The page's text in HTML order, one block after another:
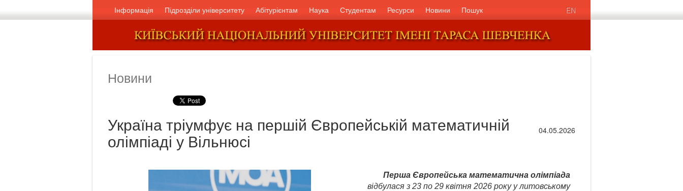
Інформація Підрозділи університету Абітурієнтам Наука Студентам Ресурси Новини Пошук EN
Новини
Україна тріумфує на першій Європейській математичній
олімпіаді у Вільнюсі 04.05.2026
Перша Європейська математична олімпіада
відбулася з 23 по 29 квітня 2026 року у литовському